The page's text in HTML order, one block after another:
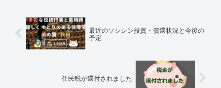
最近のソシレン投資・償還状況と今後の
予定
住民税が還付されました